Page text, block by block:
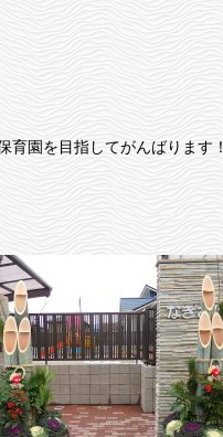
育園を目指してがんばります！